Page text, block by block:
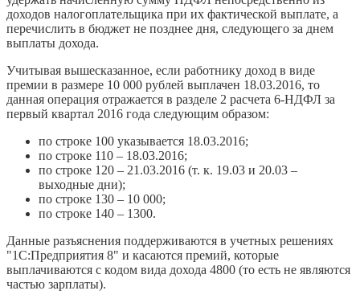
доходов налогоплательщика при их фактической выплате, а
перечислить в бюджет не позднее дня, следующего за днем
выплаты дохода.
Учитывая вышесказанное, если работнику доход в виде
премии в размере 10 000 рублей выплачен 18.03.2016, то
данная операция отражается в разделе 2 расчета 6-НДФЛ за
первый квартал 2016 года следующим образом:
по строке 100 указывается 18.03.2016;
по строке 110 – 18.03.2016;
по строке 120 – 21.03.2016 (т. к. 19.03 и 20.03 –
выходные дни);
по строке 130 – 10 000;
по строке 140 – 1300.
Данные разъяснения поддерживаются в учетных решениях
"1С:Предприятия 8" и касаются премий, которые
выплачиваются с кодом вида дохода 4800 (то есть не являются
частью зарплаты).